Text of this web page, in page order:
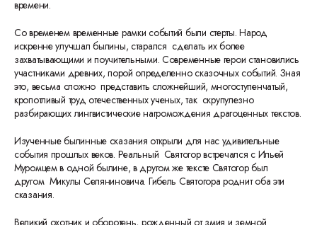
времени.
Со временем временные рамки событий были стерты. Народ
искренне улучшал былины, старался сделать их более
захватывающими и поучительными. Современные герои становились
участниками древних, порой определенно сказочных событий. Зная
это, весьма сложно представить сложнейший, многоступенчатый,
кропотливый труд отечественных ученых, так скрупулезно
разбирающих лингвистические нагромождения драгоценных текстов.
Изученные былинные сказания открыли для нас удивительные
события прошлых веков. Реальный Святогор встречался с Ильей
Муромцем в одной былине, в другом же тексте Святогор был
другом Микулы Селяниновича. Гибель Святогора роднит оба эти
сказания.
Великий охотник и оборотень, рожденный от змия и земной